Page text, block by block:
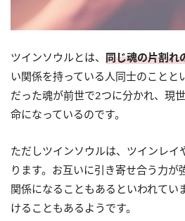
ツインソウルとは、 同じ魂の片割れ
い関係を持っている人同士のことと
だった魂が前世で2つに分かれ、現
命になっているのです。
ただしツインソウルは、ツインレイ
ります。お互いに引き寄せ合う力が
関係になることもあるといわれてい
けることもあるようです。